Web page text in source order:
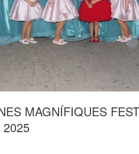
MAGNÍFIQUES